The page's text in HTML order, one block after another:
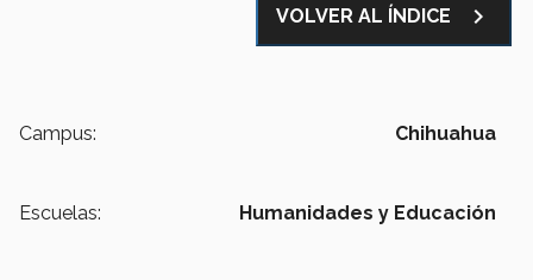
VOLVER AL ÍNDICE navigate_next
Campus: Chihuahua
Escuelas: Humanidades y Educación